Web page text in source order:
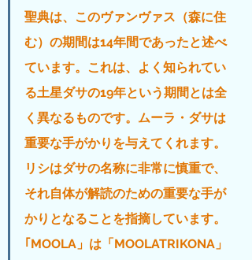
聖典は、このヴァンヴァス（森に住
む）の期間は14年間であったと述べ
ています。これは、よく知られてい
る土星ダサの19年という期間とは全
く異なるものです。ムーラ・ダサは
重要な手がかりを与えてくれます。
リシはダサの名称に非常に慎重で、
それ自体が解読のための重要な手が
かりとなることを指摘しています。
｢MOOLA」は「MOOLATRIKONA」